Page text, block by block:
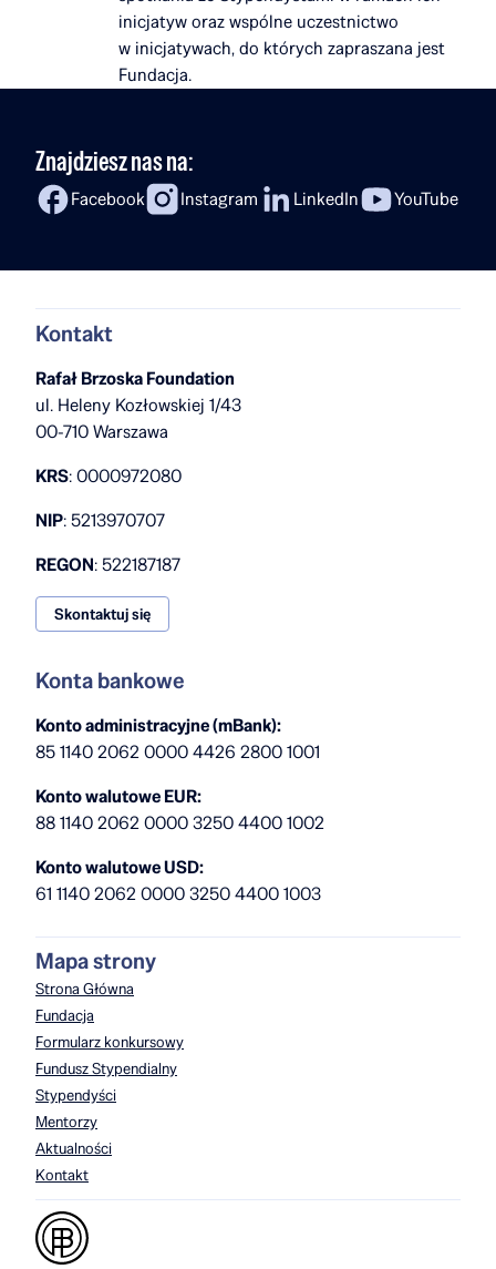
inicjatyw oraz wspólne uczestnictwo
w inicjatywach, do których zapraszana jest
Fundacja.
Znajdziesz nas na:
Facebook Instagram LinkedIn YouTube
Kontakt
Rafał Brzoska Foundation
ul. Heleny Kozłowskiej 1/43
00-710 Warszawa
KRS: 0000972080
NIP: 5213970707
REGON: 522187187
Skontaktuj się
Konta bankowe
Konto administracyjne (mBank):
85 1140 2062 0000 4426 2800 1001
Konto walutowe EUR:
88 1140 2062 0000 3250 4400 1002
Konto walutowe USD:
61 1140 2062 0000 3250 4400 1003
Mapa strony
Strona Główna
Fundacja
Formularz konkursowy
Fundusz Stypendialny
Stypendyści
Mentorzy
Aktualności
Kontakt